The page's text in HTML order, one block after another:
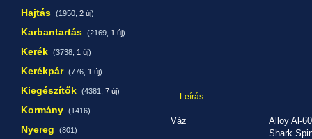
Hajtás (1950, 2 új)
Karbantartás (2169, 1 új)
Kerék (3738, 1 új)
Kerékpár (776, 1 új)
Kiegészítők (4381, 7 új)
Kormány (1416)
Nyereg (801)
Leírás
Váz
Alloy Al-
Shark